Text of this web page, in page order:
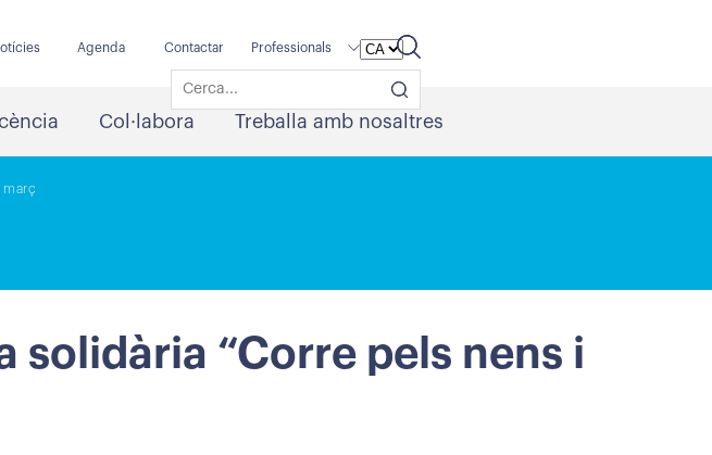
Agenda Contactar Professionals
Col·labora Treballa amb nosaltres
març
solidària “Corre pels nens i